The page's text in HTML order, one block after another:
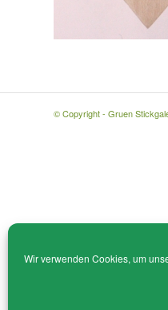
Wir verwenden Cookies, um
© Copyright - Gruen